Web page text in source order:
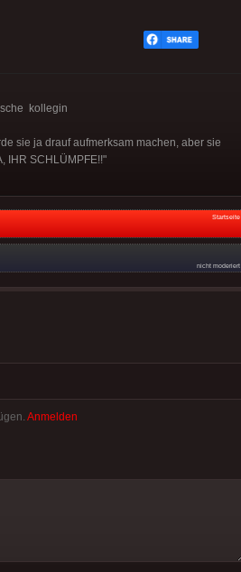
kollegin
sie ja drauf aufmerksam machen, aber sie
IHR SCHLÜMPFE!!"
Startseite
nicht moderiert
Anmelden